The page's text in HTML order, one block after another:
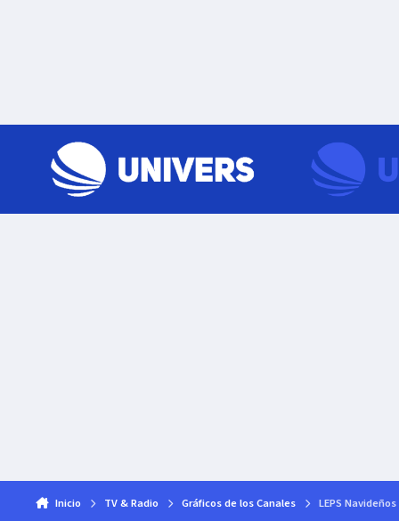
Inicio TV & Radio Gráficos de los Canales LEPS